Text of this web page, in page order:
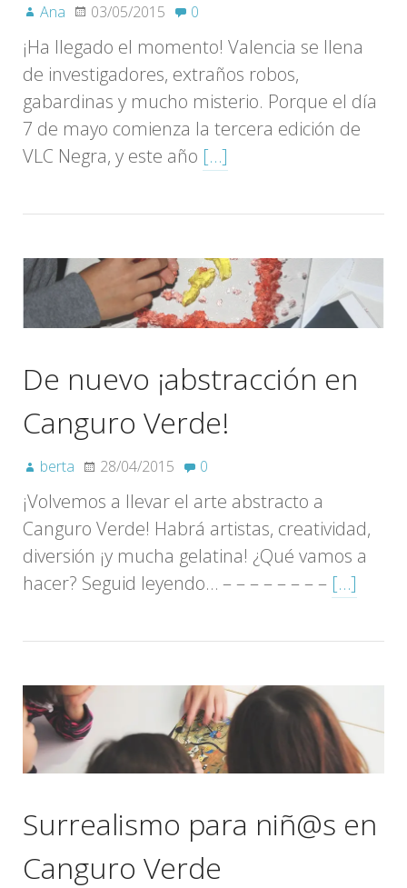
Ana 03/05/2015 0
¡Ha llegado el momento! Valencia se llena
de investigadores, extraños robos,
gabardinas y mucho misterio. Porque el día
7 de mayo comienza la tercera edición de
VLC Negra, y este año […]
De nuevo ¡abstracción en
Canguro Verde!
berta 28/04/2015 0
¡Volvemos a llevar el arte abstracto a
Canguro Verde! Habrá artistas, creatividad,
diversión ¡y mucha gelatina! ¿Qué vamos a
hacer? Seguid leyendo… – – – – – – – – […]
Surrealismo para niñ@s en
Canguro Verde